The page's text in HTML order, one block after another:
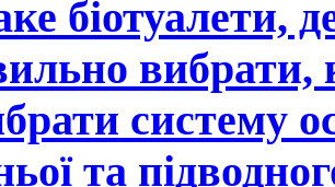
біотуалети,
вибрати,
систему
та